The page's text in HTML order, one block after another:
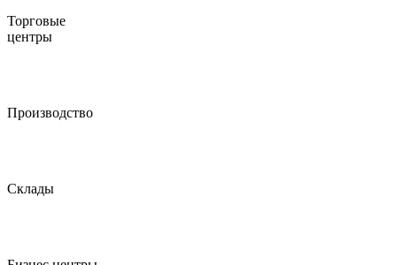
Торговые
центры
Производство
Склады